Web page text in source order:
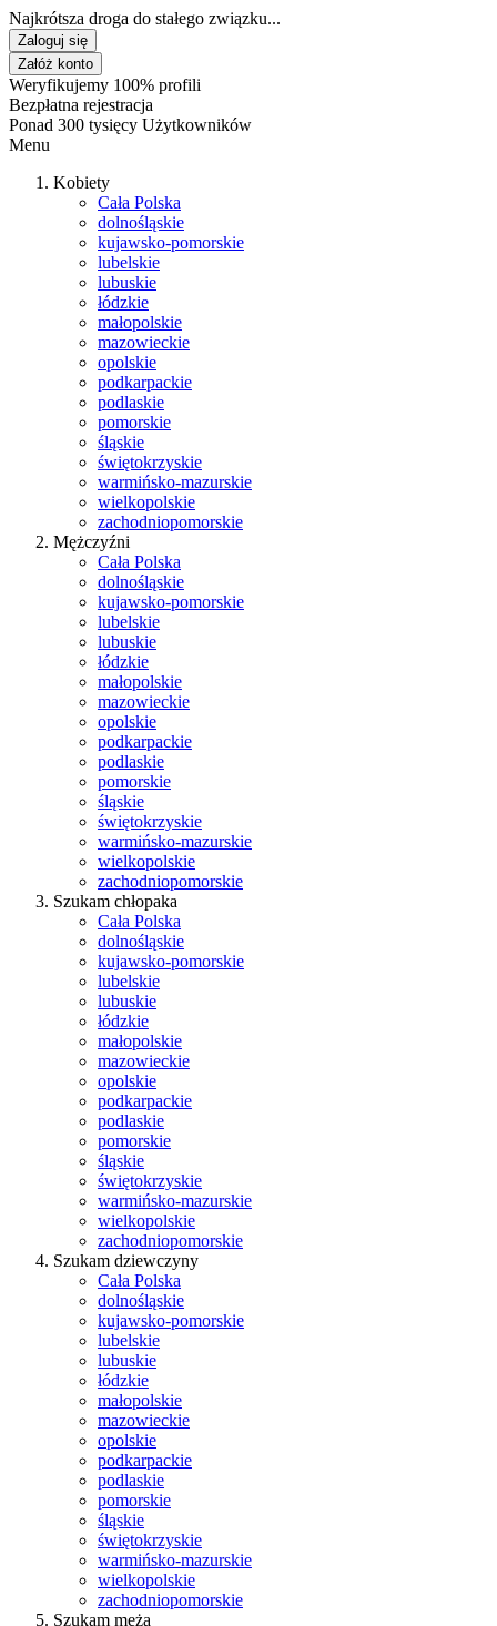
Najkrótsza droga do stałego związku...
Zaloguj się
Załóż konto
Weryfikujemy 100% profili
Bezpłatna rejestracja
Ponad 300 tysięcy Użytkowników
Menu
Kobiety
Cała Polska
dolnośląskie
kujawsko-pomorskie
lubelskie
lubuskie
łódzkie
małopolskie
mazowieckie
opolskie
podkarpackie
podlaskie
pomorskie
śląskie
świętokrzyskie
warmińsko-mazurskie
wielkopolskie
zachodniopomorskie
Mężczyźni
Cała Polska
dolnośląskie
kujawsko-pomorskie
lubelskie
lubuskie
łódzkie
małopolskie
mazowieckie
opolskie
podkarpackie
podlaskie
pomorskie
śląskie
świętokrzyskie
warmińsko-mazurskie
wielkopolskie
zachodniopomorskie
Szukam chłopaka
Cała Polska
dolnośląskie
kujawsko-pomorskie
lubelskie
lubuskie
łódzkie
małopolskie
mazowieckie
opolskie
podkarpackie
podlaskie
pomorskie
śląskie
świętokrzyskie
warmińsko-mazurskie
wielkopolskie
zachodniopomorskie
Szukam dziewczyny
Cała Polska
dolnośląskie
kujawsko-pomorskie
lubelskie
lubuskie
łódzkie
małopolskie
mazowieckie
opolskie
podkarpackie
podlaskie
pomorskie
śląskie
świętokrzyskie
warmińsko-mazurskie
wielkopolskie
zachodniopomorskie
Szukam męża